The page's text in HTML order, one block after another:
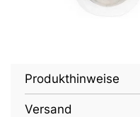
Produkthinweise
Versand